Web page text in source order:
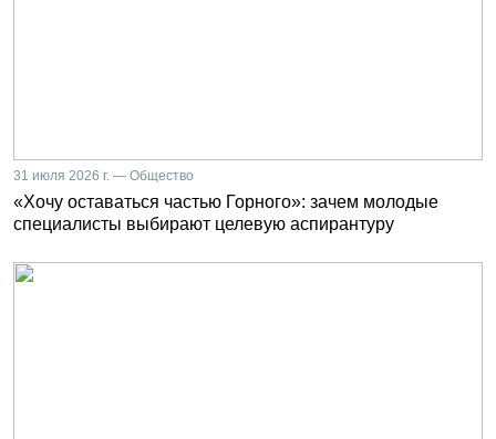
31 июля 2026 г. — Общество
«Хочу оставаться частью Горного»: зачем молодые
специалисты выбирают целевую аспирантуру